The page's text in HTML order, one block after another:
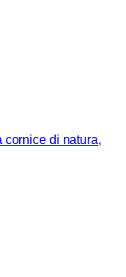
cornice di natura,